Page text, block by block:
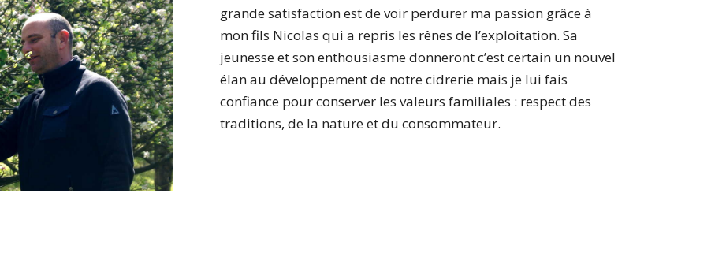
grande satisfaction est de voir perdurer ma passion grâce à
mon fils Nicolas qui a repris les rênes de l’exploitation. Sa
jeunesse et son enthousiasme donneront c’est certain un nouvel
élan au développement de notre cidrerie mais je lui fais
confiance pour conserver les valeurs familiales : respect des
traditions, de la nature et du consommateur.